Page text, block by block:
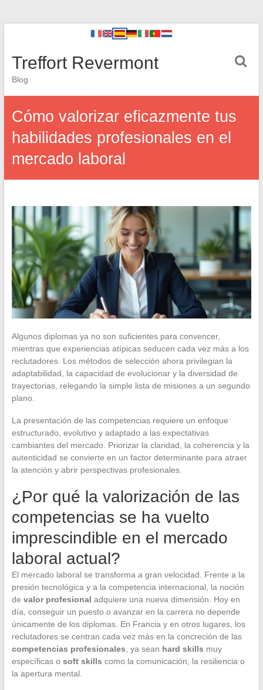
Treffort Revermont
Blog
Cómo valorizar eficazmente tus
habilidades profesionales en el
mercado laboral
Algunos diplomas ya no son suficientes para convencer,
mientras que experiencias atípicas seducen cada vez más a los
reclutadores. Los métodos de selección ahora privilegian la
adaptabilidad, la capacidad de evolucionar y la diversidad de
trayectorias, relegando la simple lista de misiones a un segundo
plano.
La presentación de las competencias requiere un enfoque
estructurado, evolutivo y adaptado a las expectativas
cambiantes del mercado. Priorizar la claridad, la coherencia y la
autenticidad se convierte en un factor determinante para atraer
la atención y abrir perspectivas profesionales.
¿Por qué la valorización de las
competencias se ha vuelto
imprescindible en el mercado
laboral actual?
El mercado laboral se transforma a gran velocidad. Frente a la
presión tecnológica y a la competencia internacional, la noción
de valor profesional adquiere una nueva dimensión. Hoy en
día, conseguir un puesto o avanzar en la carrera no depende
únicamente de los diplomas. En Francia y en otros lugares, los
reclutadores se centran cada vez más en la concreción de las
competencias profesionales , ya sean hard skills muy
específicas o soft skills como la comunicación, la resiliencia o
la apertura mental.